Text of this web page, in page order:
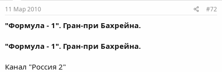
11 Мар 2010 #72
"Формула - 1". Гран-при Бахрейна.
"Формула - 1". Гран-при Бахрейна.
Канал "Россия 2"